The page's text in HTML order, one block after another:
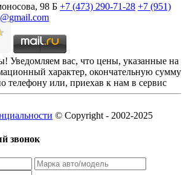
98 Б +7 (473) 290-71-28 +7 (951)
Уведомляем вас, что цены, указанные на
характер, окончательную сумму
телефону или, приехав к нам в сервис
© Copyright - 2002-2025
звонок